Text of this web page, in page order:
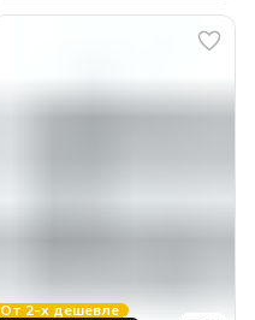
От 2-х дешевле